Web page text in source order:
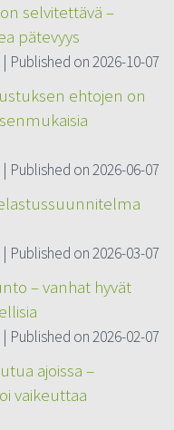
selvitettävä –
pätevyys
Published on 2026-10-07
ehtojen on
Published on 2026-06-07
Published on 2026-03-07
– vanhat hyvät
Published on 2026-02-07
ajoissa –
vaikeuttaa